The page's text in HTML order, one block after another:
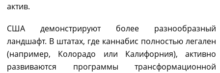
актив.
США демонстрируют более разнообразный
ландшафт. В штатах, где каннабис полностью легален
(например, Колорадо или Калифорния), активно
развиваются программы трансформационной